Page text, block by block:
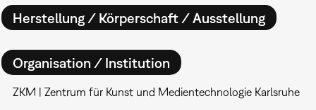
Herstellung / Körperschaft / Ausstellung
Organisation / Institution
ZKM | Zentrum für Kunst und Medientechnologie Karlsruhe